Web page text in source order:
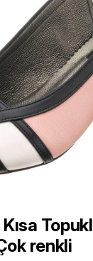
renkli